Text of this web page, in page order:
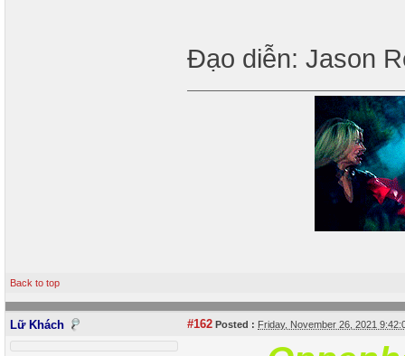
Đạo diễn: Jason
Back to top
Lữ Khách #162 Posted : Friday, November 26, 2021